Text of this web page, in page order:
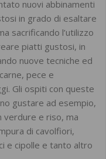
nuovi abbinamenti
in grado di esaltare
sacrificando l’utilizzo
piatti gustosi, in
nuove tecniche ed
pece e
Gli ospiti con queste
gustare ad esempio,
verdure e riso, ma
di cavolfiori,
e cipolle e tanto altro